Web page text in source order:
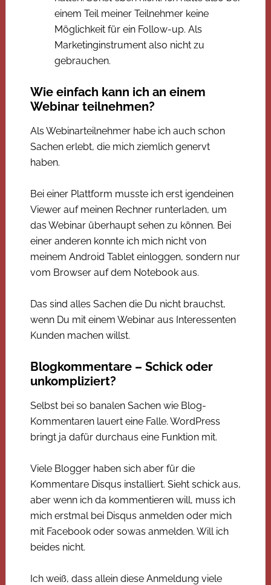
einem Teil meiner Teilnehmer keine
Möglichkeit für ein Follow-up. Als
Marketinginstrument also nicht zu
gebrauchen.
Wie einfach kann ich an einem
Webinar teilnehmen?
Als Webinarteilnehmer habe ich auch schon
Sachen erlebt, die mich ziemlich genervt
haben.
Bei einer Plattform musste ich erst igendeinen
Viewer auf meinen Rechner runterladen, um
das Webinar überhaupt sehen zu können. Bei
einer anderen konnte ich mich nicht von
meinem Android Tablet einloggen, sondern nur
vom Browser auf dem Notebook aus.
Das sind alles Sachen die Du nicht brauchst,
wenn Du mit einem Webinar aus Interessenten
Kunden machen willst.
Blogkommentare – Schick oder
unkompliziert?
Selbst bei so banalen Sachen wie Blog-
Kommentaren lauert eine Falle. WordPress
bringt ja dafür durchaus eine Funktion mit.
Viele Blogger haben sich aber für die
Kommentare Disqus installiert. Sieht schick aus,
aber wenn ich da kommentieren will, muss ich
mich erstmal bei Disqus anmelden oder mich
mit Facebook oder sowas anmelden. Will ich
beides nicht.
Ich weiß, dass allein diese Anmeldung viele